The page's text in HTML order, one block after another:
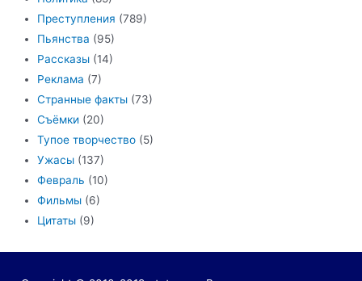
Преступления (789)
Пьянства (95)
Рассказы (14)
Реклама (7)
Странные факты (73)
Съёмки (20)
Тупое творчество (5)
Ужасы (137)
Февраль (10)
Фильмы (6)
Цитаты (9)